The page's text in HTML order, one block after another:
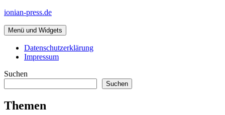
Zum
springen
ionian-press.de
Menü und Widgets
Datenschutzerklärung
Impressum
Suchen
Suchen
Themen